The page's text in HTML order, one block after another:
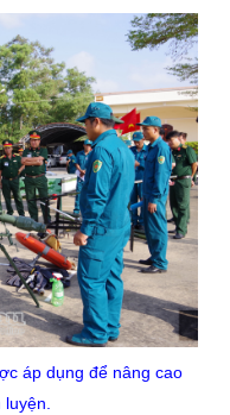
áp dụng để nâng cao